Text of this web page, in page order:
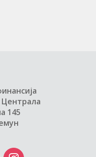
Централа
145